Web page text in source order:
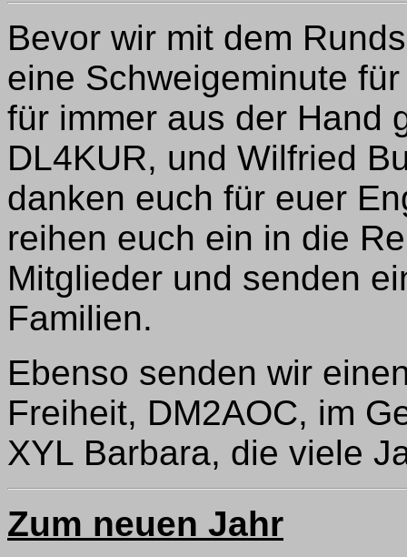
Bevor wir mit dem
eine Schweigeminute
für immer aus der Hand
DL4KUR, und Wilfried
danken euch für euer
reihen euch ein in die
Mitglieder und senden
Familien.
Ebenso senden wir
Freiheit, DM2AOC, im
XYL Barbara, die viele
Zum neuen Jahr